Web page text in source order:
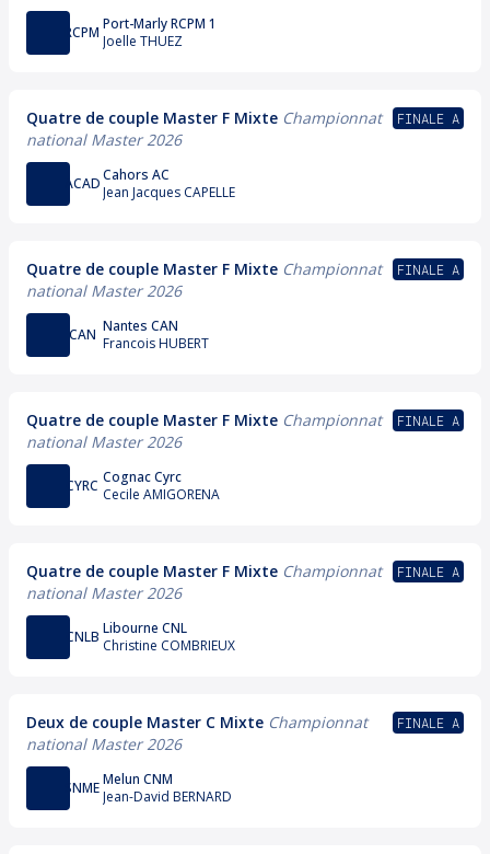
RCPM Port-Marly RCPM 1
Joelle THUEZ
Quatre de couple Master F Mixte Championnat
national Master 2026
FINALE A
ACADCahors AC
Jean Jacques CAPELLE
Quatre de couple Master F Mixte Championnat
national Master 2026
FINALE A
CAN Nantes CAN
Francois HUBERT
Quatre de couple Master F Mixte Championnat
national Master 2026
FINALE A
CYRC Cognac Cyrc
Cecile AMIGORENA
Quatre de couple Master F Mixte Championnat
national Master 2026
FINALE A
CNLB Libourne CNL
Christine COMBRIEUX
Deux de couple Master C Mixte Championnat
national Master 2026
FINALE A
SNMEMelun CNM
Jean-David BERNARD